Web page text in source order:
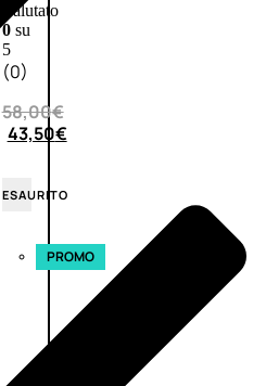
Valutato
0su
5
(0)
58,00€
43,50€
ESAURITO
PROMO